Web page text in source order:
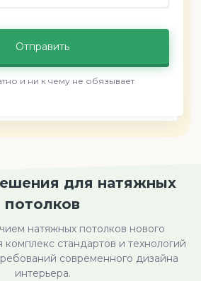
Отправить
и ни к чему не обязывает
для натяжных
потолков
натяжных потолков нового
комплекс стандартов и технологий
современного дизайна
интерьера.